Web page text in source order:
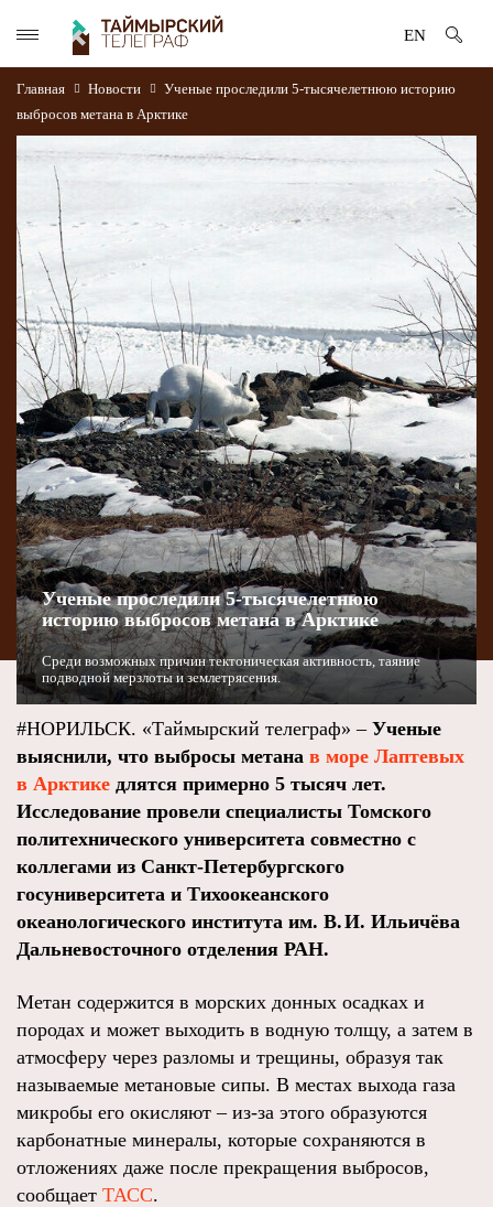
EN
Главная Новости
Ученые проследили 5‑тысячелетнюю историю
выбросов метана в Арктике
Ученые проследили 5‑тысячелетнюю
историю выбросов метана в Арктике
Среди возможных причин тектоническая активность, таяние
подводной мерзлоты и землетрясения.
#НОРИЛЬСК. «Таймырский телеграф» – Ученые
выяснили, что выбросы метана в море Лаптевых
в Арктике длятся примерно 5 тысяч лет.
Исследование провели специалисты Томского
политехнического университета совместно с
коллегами из Санкт‑Петербургского
госуниверситета и Тихоокеанского
океанологического института им. В. И. Ильичёва
Дальневосточного отделения РАН.
Метан содержится в морских донных осадках и
породах и может выходить в водную толщу, а затем в
атмосферу через разломы и трещины, образуя так
называемые метановые сипы. В местах выхода газа
микробы его окисляют – из‑за этого образуются
карбонатные минералы, которые сохраняются в
отложениях даже после прекращения выбросов,
сообщает ТАСС.